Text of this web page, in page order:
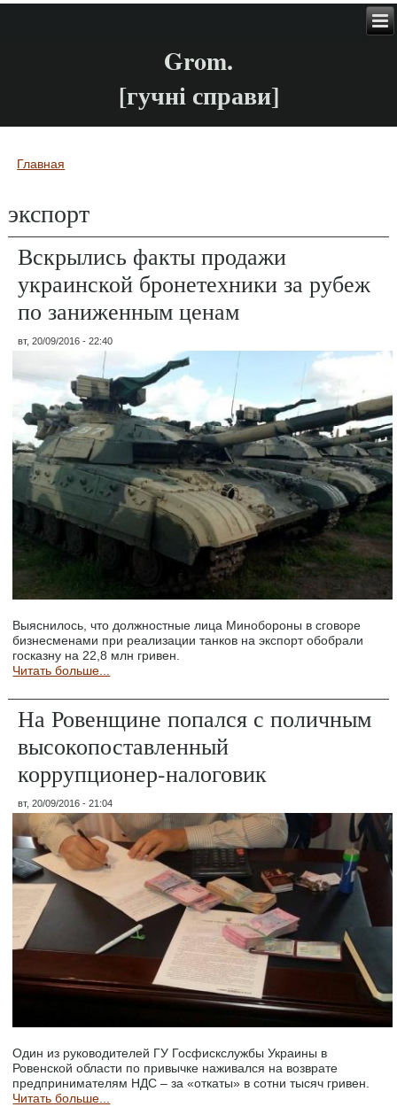
Grom.
[гучні справи]
Вы здесь
Главная
экспорт
Вскрылись факты продажи
украинской бронетехники за рубеж
по заниженным ценам
вт, 20/09/2016 - 22:40
Выяснилось, что должностные лица Минобороны в сговоре
бизнесменами при реализации танков на экспорт обобрали
госказну на 22,8 млн гривен.
Читать больше...
На Ровенщине попался с поличным
высокопоставленный
коррупционер-налоговик
вт, 20/09/2016 - 21:04
Один из руководителей ГУ Госфискслужбы Украины в
Ровенской области по привычке наживался на возврате
предпринимателям НДС – за «откаты» в сотни тысяч гривен.
Читать больше...